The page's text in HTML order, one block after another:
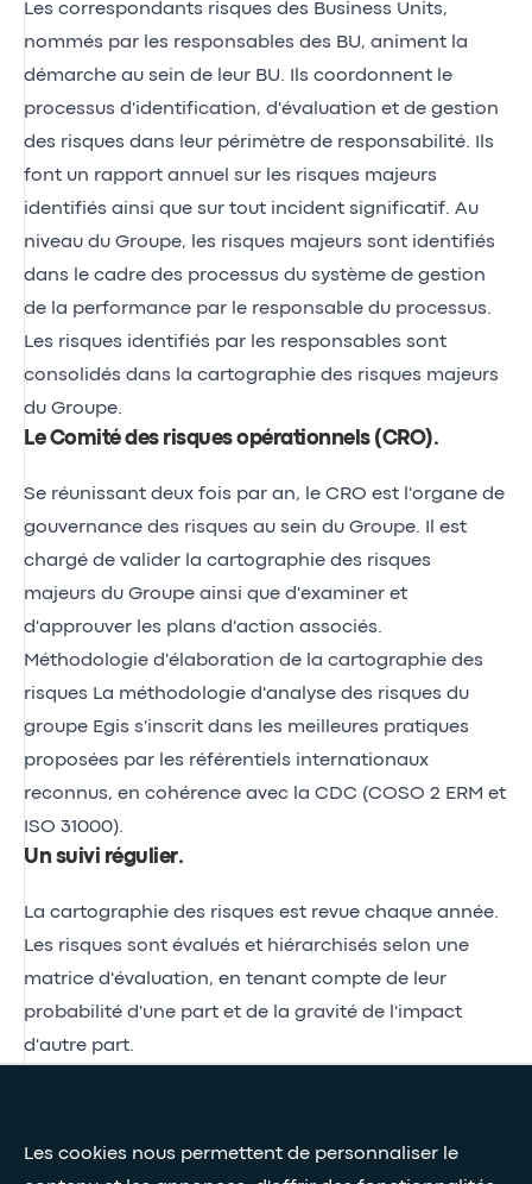
Les cookies nous permettent de personnaliser le
Les correspondants risques des Business Units,
nommés par les responsables des BU, animent la
démarche au sein de leur BU. Ils coordonnent le
processus d'identification, d'évaluation et de gestion
des risques dans leur périmètre de responsabilité. Ils
font un rapport annuel sur les risques majeurs
identifiés ainsi que sur tout incident significatif. Au
niveau du Groupe, les risques majeurs sont identifiés
dans le cadre des processus du système de gestion
de la performance par le responsable du processus.
Les risques identifiés par les responsables sont
consolidés dans la cartographie des risques majeurs
du Groupe.
Le Comité des risques opérationnels (CRO).
Se réunissant deux fois par an, le CRO est l'organe de
gouvernance des risques au sein du Groupe. Il est
chargé de valider la cartographie des risques
majeurs du Groupe ainsi que d'examiner et
d'approuver les plans d'action associés.
Méthodologie d'élaboration de la cartographie des
risques La méthodologie d'analyse des risques du
groupe Egis s'inscrit dans les meilleures pratiques
proposées par les référentiels internationaux
reconnus, en cohérence avec la CDC (COSO 2 ERM et
ISO 31000).
Un suivi régulier.
La cartographie des risques est revue chaque année.
Les risques sont évalués et hiérarchisés selon une
matrice d'évaluation, en tenant compte de leur
probabilité d'une part et de la gravité de l'impact
d'autre part.
Nos livres blancs